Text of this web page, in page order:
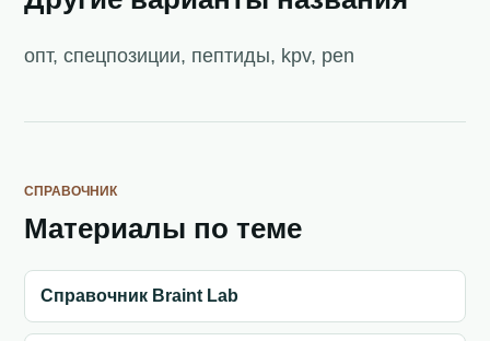
опт, спецпозиции, пептиды, kpv, pen
СПРАВОЧНИК
Материалы по теме
Справочник Braint Lab